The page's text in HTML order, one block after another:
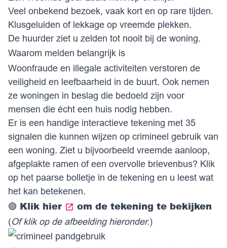
Veel onbekend bezoek, vaak kort en op rare tijden.
Klusgeluiden of lekkage op vreemde plekken.
De huurder ziet u zelden tot nooit bij de woning.
Waarom melden belangrijk is
Woonfraude en illegale activiteiten verstoren de
veiligheid en leefbaarheid in de buurt. Ook nemen
ze woningen in beslag die bedoeld zijn voor
mensen die écht een huis nodig hebben.
Er is een handige interactieve tekening met 35
signalen die kunnen wijzen op crimineel gebruik van
een woning. Ziet u bijvoorbeeld vreemde aanloop,
afgeplakte ramen of een overvolle brievenbus? Klik
op het paarse bolletje in de tekening en u leest wat
het kan betekenen.
🟣 Klik hier om de tekening te bekijken
(Of klik op de afbeelding hieronder.)